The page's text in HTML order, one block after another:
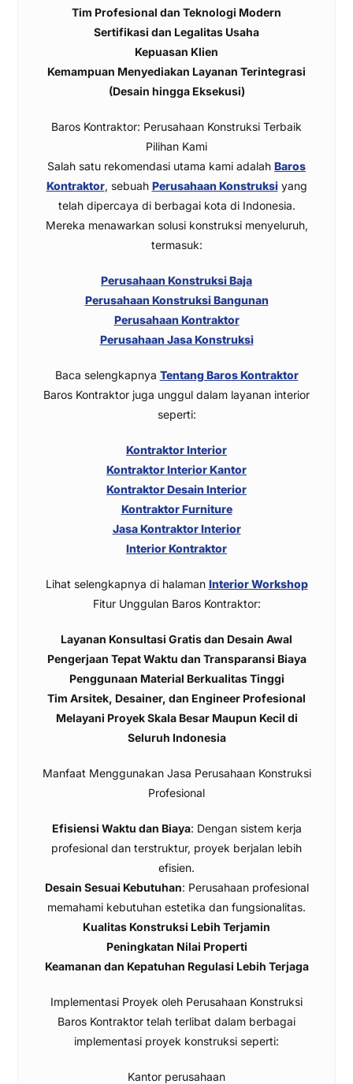
Tim Profesional dan Teknologi Modern
Sertifikasi dan Legalitas Usaha
Kepuasan Klien
Kemampuan Menyediakan Layanan Terintegrasi
(Desain hingga Eksekusi)
Baros Kontraktor: Perusahaan Konstruksi Terbaik
Pilihan Kami
Salah satu rekomendasi utama kami adalah Baros
Kontraktor, sebuah Perusahaan Konstruksiyang
telah dipercaya di berbagai kota di Indonesia.
Mereka menawarkan solusi konstruksi menyeluruh,
termasuk:
Perusahaan Konstruksi Baja
Perusahaan Konstruksi Bangunan
Perusahaan Kontraktor
Perusahaan Jasa Konstruksi
Baca selengkapnya Tentang Baros Kontraktor
Baros Kontraktor juga unggul dalam layanan interior
seperti:
Kontraktor Interior
Kontraktor Interior Kantor
Kontraktor Desain Interior
Kontraktor Furniture
Jasa Kontraktor Interior
Interior Kontraktor
Lihat selengkapnya di halaman Interior Workshop
Fitur Unggulan Baros Kontraktor:
Layanan Konsultasi Gratis dan Desain Awal
Pengerjaan Tepat Waktu dan Transparansi Biaya
Penggunaan Material Berkualitas Tinggi
Tim Arsitek, Desainer, dan Engineer Profesional
Melayani Proyek Skala Besar Maupun Kecil di
Seluruh Indonesia
Manfaat Menggunakan Jasa Perusahaan Konstruksi
Profesional
Efisiensi Waktu dan Biaya: Dengan sistem kerja
profesional dan terstruktur, proyek berjalan lebih
efisien.
Desain Sesuai Kebutuhan: Perusahaan profesional
memahami kebutuhan estetika dan fungsionalitas.
Kualitas Konstruksi Lebih Terjamin
Peningkatan Nilai Properti
Keamanan dan Kepatuhan Regulasi Lebih Terjaga
Implementasi Proyek oleh Perusahaan Konstruksi
Baros Kontraktor telah terlibat dalam berbagai
implementasi proyek konstruksi seperti:
Kantor perusahaan